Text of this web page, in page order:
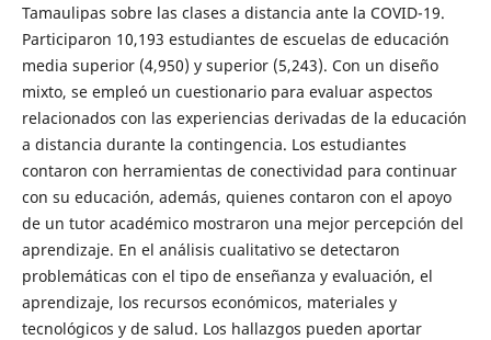
Tamaulipas sobre las clases a distancia ante la COVID-19.
Participaron 10,193 estudiantes de escuelas de educación
media superior (4,950) y superior (5,243). Con un diseño
mixto, se empleó un cuestionario para evaluar aspectos
relacionados con las experiencias derivadas de la educación
a distancia durante la contingencia. Los estudiantes
contaron con herramientas de conectividad para continuar
con su educación, además, quienes contaron con el apoyo
de un tutor académico mostraron una mejor percepción del
aprendizaje. En el análisis cualitativo se detectaron
problemáticas con el tipo de enseñanza y evaluación, el
aprendizaje, los recursos económicos, materiales y
tecnológicos y de salud. Los hallazgos pueden aportar